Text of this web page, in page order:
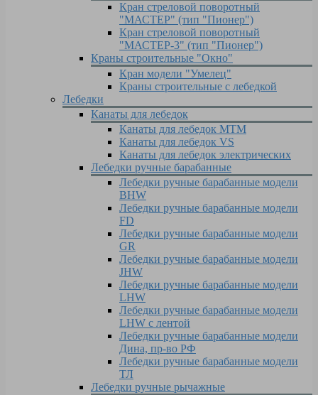
Кран стреловой поворотный
"МАСТЕР" (тип "Пионер")
Кран стреловой поворотный
"МАСТЕР-3" (тип "Пионер")
Краны строительные "Окно"
Кран модели "Умелец"
Краны строительные с лебедкой
Лебедки
Канаты для лебедок
Канаты для лебедок MTM
Канаты для лебедок VS
Канаты для лебедок электрических
Лебедки ручные барабанные
Лебедки ручные барабанные модели
BHW
Лебедки ручные барабанные модели
FD
Лебедки ручные барабанные модели
GR
Лебедки ручные барабанные модели
JHW
Лебедки ручные барабанные модели
LHW
Лебедки ручные барабанные модели
LHW c лентой
Лебедки ручные барабанные модели
Дина, пр-во РФ
Лебедки ручные барабанные модели
ТЛ
Лебедки ручные рычажные